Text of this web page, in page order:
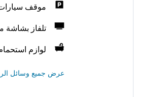
موقف
تلفاز
لوازم
عرض جميع وسائل